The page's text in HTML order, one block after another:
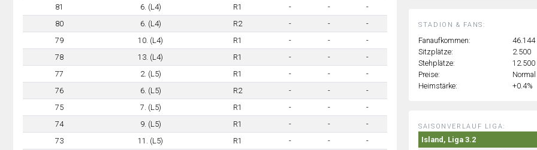
81
6. (L4) R1 - -
-
80
6. (L4) R2 - -
-
79
10. (L4) R1 - -
-
78
13. (L4) R1 - -
-
77
2. (L5) R1 - -
-
76
6. (L5) R2 - -
-
75
7. (L5) R1 - -
-
74
9. (L5) R1 - -
-
73
11. (L5) R1 - -
-
STADION & FANS:
Fanaufkommen:
46.144
Sitzplätze:
2.500
Stehplätze:
12.500
Preise:
Normal
Heimstärke:
+0.4%
SAISONVERLAUF LIGA:
Island, Liga 3.2